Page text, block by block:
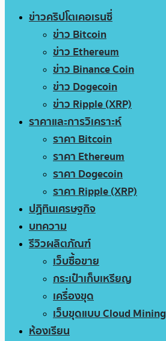
ข่าวคริปโตเคอเรนซี่
ข่าว Bitcoin
ข่าว Ethereum
ข่าว Binance Coin
ข่าว Dogecoin
ข่าว Ripple (XRP)
ราคาและการวิเคราะห์
ราคา Bitcoin
ราคา Ethereum
ราคา Dogecoin
ราคา Ripple (XRP)
ปฏิทินเศรษฐกิจ
บทความ
รีวิวผลิตภัณฑ์
เว็บซื้อขาย
กระเป๋าเก็บเหรียญ
เครื่องขุด
เว็บขุดแบบ Cloud Mining
ห้องเรียน